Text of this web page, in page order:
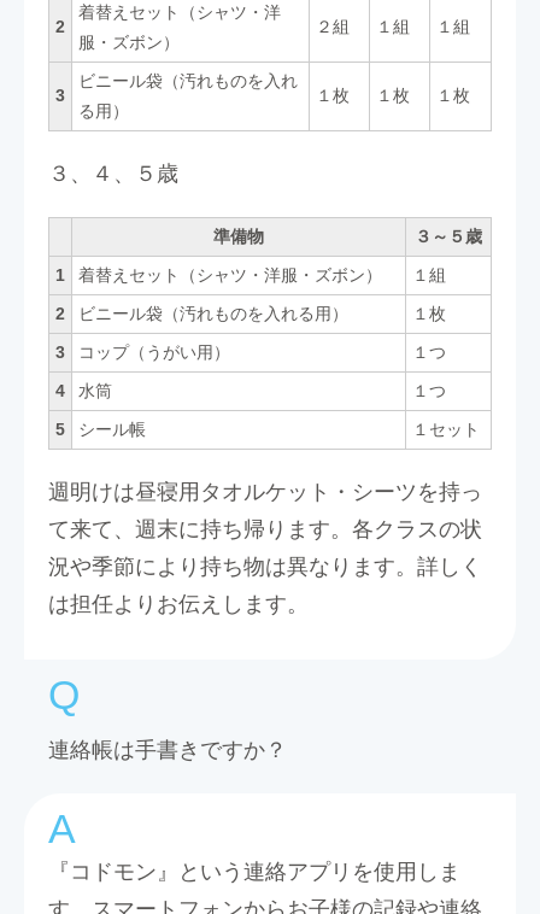
2
着替えセット（シャツ・洋
服・ズボン）
２組 １組 １組
3
ビニール袋（汚れものを入れ
る用）
１枚 １枚 １枚
３、４、５歳
準備物
３～５歳
1
着替えセット（シャツ・洋服・ズボン）
１組
2
ビニール袋（汚れものを入れる用）
１枚
3
コップ（うがい用）
１つ
4
水筒
１つ
5
シール帳 １セット
週明けは昼寝用タオルケット・シーツを持っ
て来て、週末に持ち帰ります。各クラスの状
況や季節により持ち物は異なります。詳しく
は担任よりお伝えします。
連絡帳は手書きですか？
『コドモン』という連絡アプリを使用しま
す。スマートフォンからお子様の記録や連絡